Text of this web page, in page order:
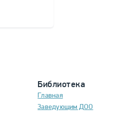
Библиотека
Главная
Заведующим ДОО